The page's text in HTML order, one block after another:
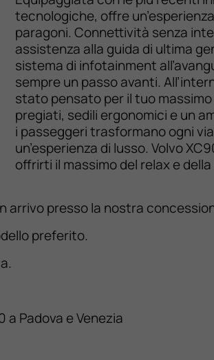
tecnologiche, offre
paragoni. Connettività senza
assistenza alla guida di ultima
sistema di infotainment
sempre un passo avanti.
stato pensato per il tuo
pregiati, sedili ergonomici e un
i passeggeri trasformano ogni
un’esperienza di lusso. Volvo
offrirti il massimo del relax e
arrivo presso la nostra
preferito.
Padova e Venezia